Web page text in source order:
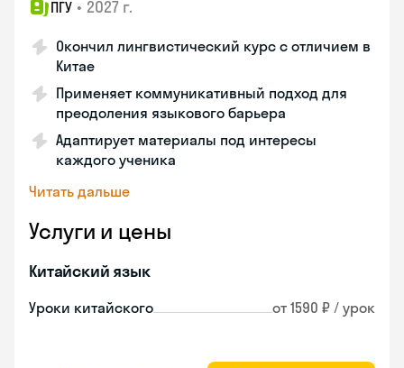
ПГУ • 2027 г.
Окончил лингвистический курс с отличием в
Китае
Применяет коммуникативный подход для
преодоления языкового барьера
Адаптирует материалы под интересы
каждого ученика
Читать дальше
Услуги и цены
Китайский язык
Уроки китайского от 1590 ₽ / урок